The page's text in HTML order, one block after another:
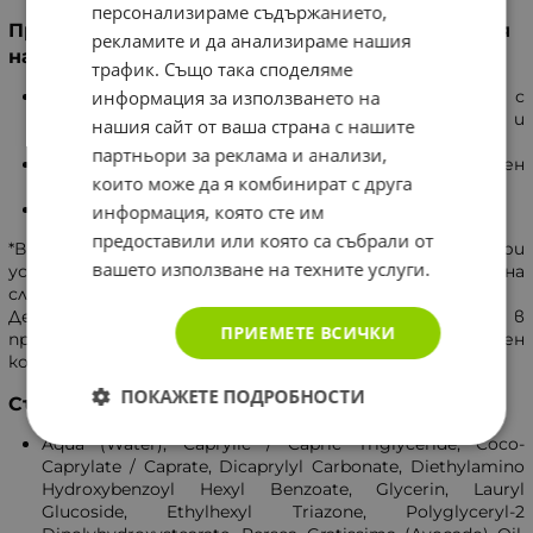
Продукт с гарантирана безопасност от деня
на раждането*
Подходящ за кожа, чувствителна и/или с
непоносимост към слънцето (включително и
Тестван под педиатричен и дерматологичен
контрол.
С висока поносимост.
*Включително новородени след интензивни грижи, при
условие, че се спазват препоръките за излагане на
слънце.
Дерматологично тестван при 40 бебета в
продължение на 2 седмици под строг педиатричен
контрол.
Състав
Aqua (Water), Caprylic / Capric Triglyceride, Coco-
Caprylate / Caprate, Dicaprylyl Carbonate, Diethylamino
Hydroxybenzoyl Hexyl Benzoate, Glycerin, Lauryl
Glucoside, Ethylhexyl Triazone, Polyglyceryl-2
персонализираме съдържанието,
рекламите и да анализираме нашия
трафик. Също така споделяме
информация за използването на
нашия сайт от ваша страна с нашите
партньори за реклама и анализи,
които може да я комбинират с друга
информация, която сте им
предоставили или която са събрали от
вашето използване на техните услуги.
ПРИЕМЕТЕ ВСИЧКИ
ПОКАЖЕТЕ ПОДРОБНОСТИ